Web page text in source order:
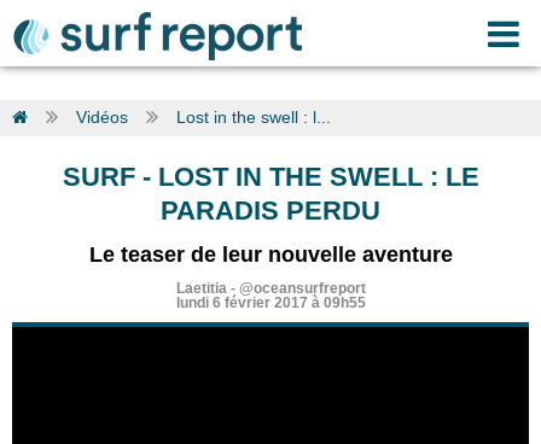
Vidéos Lost in the swell : l...
SURF- LOST IN THE SWELL : LE
PARADIS PERDU
Le teaser de leur nouvelle aventure
Laetitia- @oceansurfreport
lundi 6 février 2017 à 09h55